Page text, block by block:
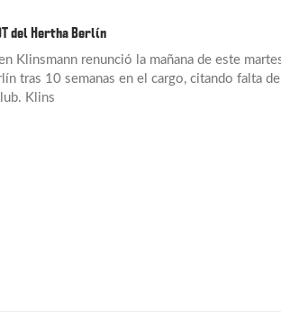
del Hertha Berlín
Klinsmann renunció la mañana de este
tras 10 semanas en el cargo, citando falta de
Klins